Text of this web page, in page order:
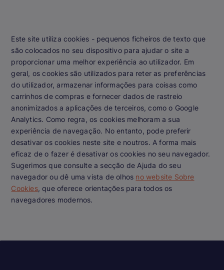
Este site utiliza cookies - pequenos ficheiros de texto que
são colocados no seu dispositivo para ajudar o site a
proporcionar uma melhor experiência ao utilizador. Em
geral, os cookies são utilizados para reter as preferências
do utilizador, armazenar informações para coisas como
carrinhos de compras e fornecer dados de rastreio
anonimizados a aplicações de terceiros, como o Google
Analytics. Como regra, os cookies melhoram a sua
experiência de navegação. No entanto, pode preferir
desativar os cookies neste site e noutros. A forma mais
eficaz de o fazer é desativar os cookies no seu navegador.
Sugerimos que consulte a secção de Ajuda do seu
navegador ou dê uma vista de olhos no website Sobre
Cookies, que oferece orientações para todos os
navegadores modernos.